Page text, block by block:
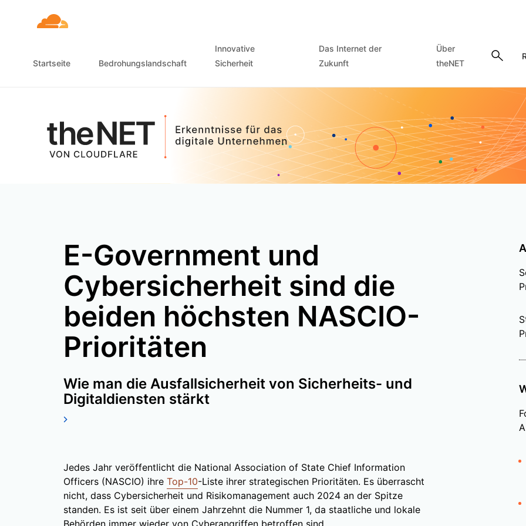
Startseite Bedrohungslandschaft
Innovative
Sicherheit
Das Internet der
Zukunft
Über
theNET
E-Government und
Cybersicherheit sind die
beiden höchsten NASCIO-
Prioritäten
Wie man die Ausfallsicherheit von Sicherheits- und
Digitaldiensten stärkt
Jedes Jahr veröffentlicht die National Association of State Chief Information
Officers (NASCIO) ihre Top-10-Liste ihrer strategischen Prioritäten. Es überrascht
nicht, dass Cybersicherheit und Risikomanagement auch 2024 an der Spitze
standen. Es ist seit über einem Jahrzehnt die Nummer 1, da staatliche und lokale